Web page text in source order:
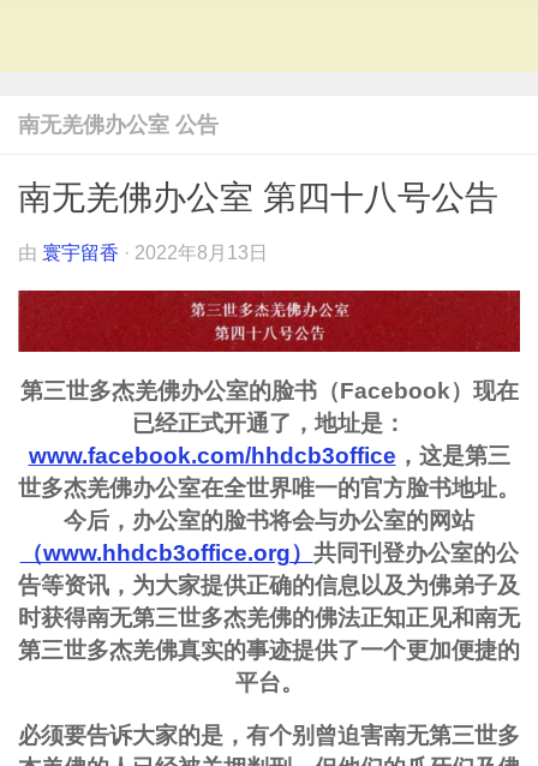
南无羌佛办公室 公告
南无羌佛办公室 第四十八号公告
由 寰宇留香 · 2022年8月13日
第三世多杰羌佛办公室的脸书（Facebook）现在
已经正式开通了，地址是：
www.facebook.com/hhdcb3office ，这是第三
世多杰羌佛办公室在全世界唯一的官方脸书地址。
今后，办公室的脸书将会与办公室的网站
（www.hhdcb3office.org） 共同刊登办公室的公
告等资讯，为大家提供正确的信息以及为佛弟子及
时获得南无第三世多杰羌佛的佛法正知正见和南无
第三世多杰羌佛真实的事迹提供了一个更加便捷的
平台。
必须要告诉大家的是，有个别曾迫害南无第三世多